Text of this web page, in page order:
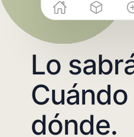
Lo
dónde.